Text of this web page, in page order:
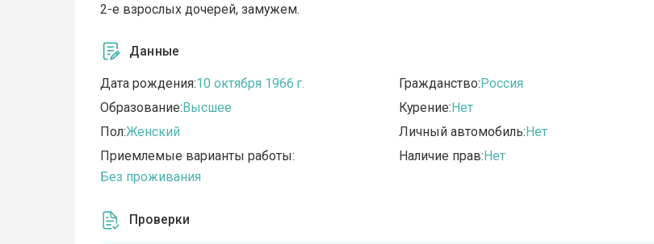
2-е взрослых дочерей, замужем.
Данные
Дата рождения:10 октября 1966 г.
Образование:Высшее
Пол:Женский
Приемлемые варианты работы:
Без проживания
Гражданство:Россия
Курение:Нет
Личный автомобиль:Нет
Наличие прав:Нет
Проверки